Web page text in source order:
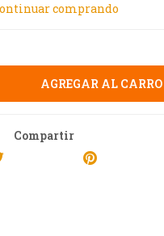
comprando
Compartir